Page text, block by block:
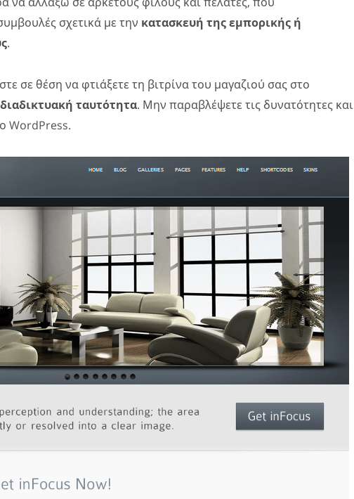
σχετικά με την κατασκευή της εμπορικής ή
.
σε θέση να φτιάξετε τη βιτρίνα του μαγαζιού σας στο
ταυτότητα. Μην παραβλέψετε τις δυνατότητες και
WordPress.